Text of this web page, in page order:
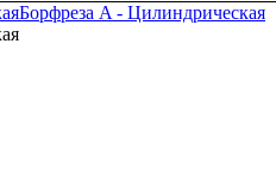
Борфреза A - Цилиндрическая